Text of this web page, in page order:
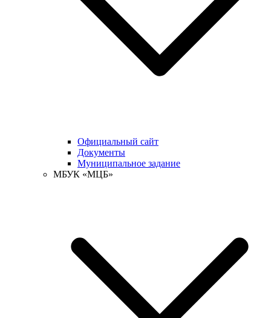
Официальный сайт
Документы
Муниципальное задание
МБУК «МЦБ»